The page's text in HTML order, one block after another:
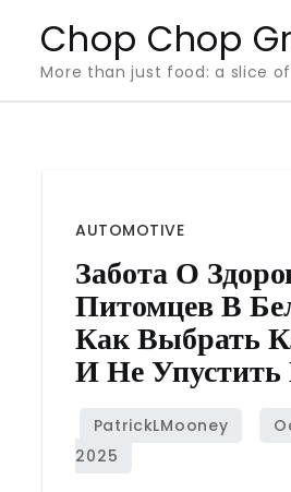
content
Chop Chop
More than just food: a slice
AUTOMOTIVE
Забота О
Питомцев В
Как Выбрать
И Не Упустить